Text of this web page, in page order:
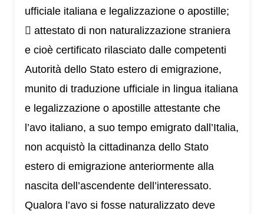
ufficiale italiana e legalizzazione o apostille;
 attestato di non naturalizzazione straniera
e cioè certificato rilasciato dalle competenti
Autorità dello Stato estero di emigrazione,
munito di traduzione ufficiale in lingua italiana
e legalizzazione o apostille attestante che
l’avo italiano, a suo tempo emigrato dall’Italia,
non acquistò la cittadinanza dello Stato
estero di emigrazione anteriormente alla
nascita dell’ascendente dell’interessato.
Qualora l’avo si fosse naturalizzato deve